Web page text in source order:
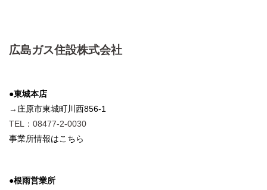
広島ガス住設株式会社
●東城本店
→ 庄原市東城町川西856-1
TEL：08477-2-0030
事業所情報はこちら
●根雨営業所